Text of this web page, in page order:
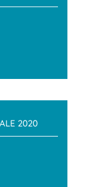
2020